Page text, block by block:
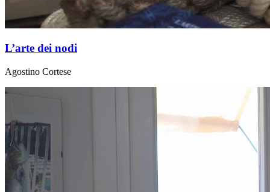
L’arte dei nodi
Agostino Cortese